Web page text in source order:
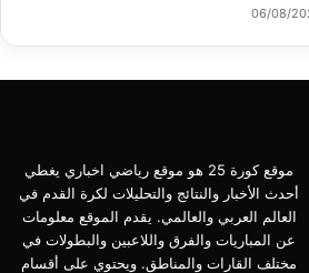
06/08/
موقع كورة 25 هو موقع رياضي اخباري يغطي
أحدث الأخبار والنتائج والتحليلات لكرة القدم في
العالم العربي والعالمي. يقدم الموقع معلومات
عن المباريات والفرق واللاعبين والبطولات في
مختلف القارات والمناطق. ويحتوي على أقسام